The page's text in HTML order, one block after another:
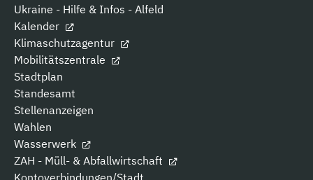
Ukraine - Hilfe & Infos - Alfeld
Kalender
Klimaschutzagentur
Mobilitätszentrale
Stadtplan
Standesamt
Stellenanzeigen
Wahlen
Wasserwerk
ZAH - Müll- & Abfallwirtschaft
Kontoverbindungen/Stadt